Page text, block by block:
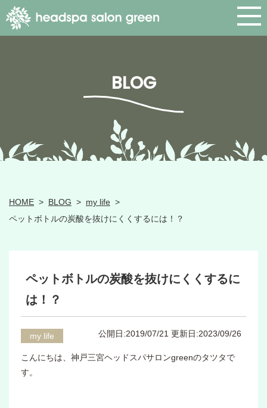
BLOG
HOME > BLOG > my life >
ペットボトルの炭酸を抜けにくくするには！？
ペットボトルの炭酸を抜けにくくするに
は！？
my life 公開日:2019/07/21 更新日:2023/09/26
こんにちは、神戸三宮ヘッドスパサロンgreenのタツタで
す。